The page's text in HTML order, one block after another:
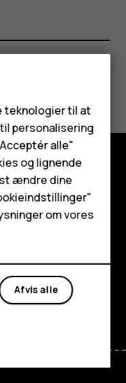
Discord
teknologier til at
personalisering
alle"
og lignende
ændre dine
om vores
Afvis alle